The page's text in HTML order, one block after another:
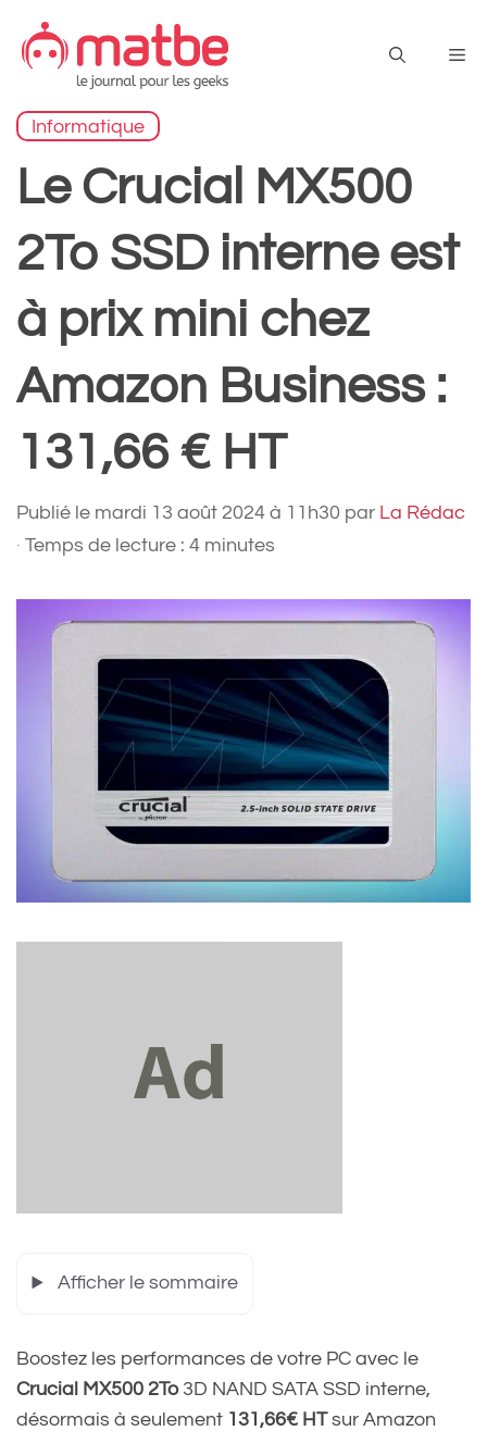
contenu
Informatique
Le Crucial MX500
2To SSD interne est
à prix mini chez
Amazon Business :
131,66 € HT
Publié le mardi 13 août 2024 à 11h30 par La Rédac
· Temps de lecture : 4 minutes
Afficher le sommaire
Boostez les performances de votre PC avec le
Crucial MX500 2To3D NAND SATA SSD interne,
désormais à seulement 131,66€ HTsur Amazon